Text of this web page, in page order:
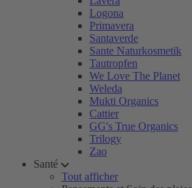
Logona
Primavera
Santaverde
Sante Naturkosmetik
Tautropfen
We Love The Planet
Weleda
Mukti Organics
Cattier
GG's True Organics
Trilogy
Zao
Santé
Tout afficher